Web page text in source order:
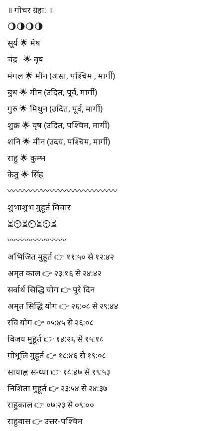
॥ गोचर ग्रहा: ॥
🌖🌗🌖🌗
सूर्य 🌟 मेष
चंद्र 🌟 वृष
मंगल 🌟 मीन (अस्त, पश्चिम , मार्गी)
बुध 🌟 मीन (उदित, पूर्व, मार्गी)
गुरु 🌟 मिथुन (उदित, पूर्व, मार्गी)
शुक्र 🌟 वृष (उदित, पश्चिम, मार्गी)
शनि 🌟 मीन (उदय, पश्चिम, मार्गी)
राहु 🌟 कुम्भ
केतु 🌟 सिंह
〰️〰️〰️〰️〰️〰️〰️〰️〰️〰️〰️〰️〰️
शुभाशुभ मुहूर्त विचार
⏳⏲⏳⏲⏳⏲⏳
〰️〰️〰️〰️〰️〰️〰️
अभिजित मुहूर्त 👉 ११:५० से १२:४२
अमृत काल 👉 २३:१६ से २४:४२
सर्वार्थ सिद्धि योग 👉 पूरे दिन
अमृत सिद्धि योग 👉 २६:०८ से २९:४४
रवि योग 👉 ०५:४५ से २६:०८
विजय मुहूर्त 👉 १४:२६ से १५:१८
गोधूलि मुहूर्त 👉 १८:४६ से १९:०८
सायाह्न सन्ध्या 👉 १८:४७ से १९:५३
निशिता मुहूर्त 👉 २३:५४ से २४:३७
राहुकाल 👉 ०७:२३ से ०९:००
राहुवास 👉 उत्तर-पश्चिम